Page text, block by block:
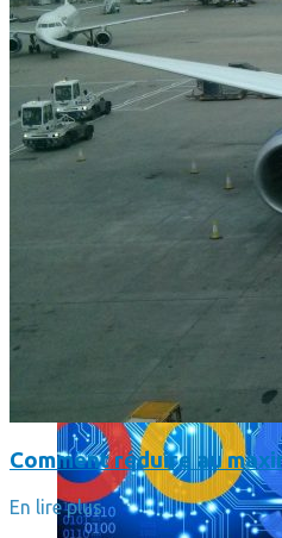
L’intelligence artificielle de
Comment réduire au
En lire plus